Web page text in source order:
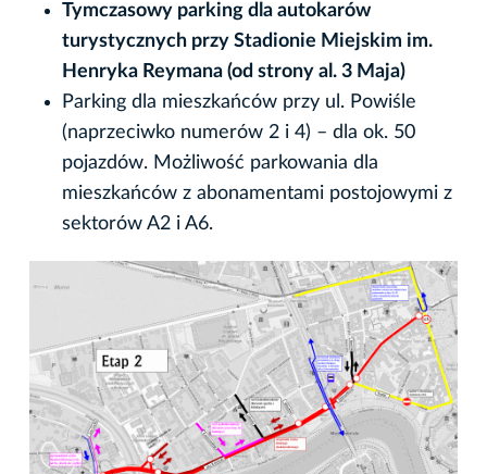
Tymczasowy parking dla autokarów
turystycznych przy Stadionie Miejskim im.
Henryka Reymana (od strony al. 3 Maja)
Parking dla mieszkańców przy ul. Powiśle
(naprzeciwko numerów 2 i 4) – dla ok. 50
pojazdów. Możliwość parkowania dla
mieszkańców z abonamentami postojowymi z
sektorów A2 i A6.